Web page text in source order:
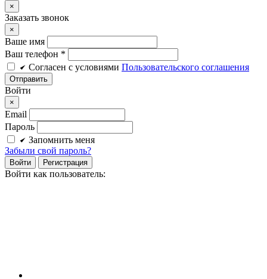
×
Заказать звонок
×
Ваше имя
Ваш телефон *
Cогласен c условиями Пользовательского соглашения
Войти
×
Email
Пароль
Запомнить меня
Забыли свой пароль?
Войти Регистрация
Войти как пользователь: